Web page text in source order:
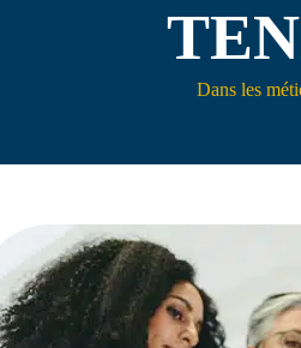
Dans les